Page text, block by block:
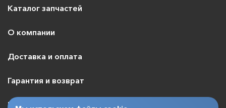
Каталог запчастей
О компании
Доставка и оплата
Гарантия и возврат
Контакты